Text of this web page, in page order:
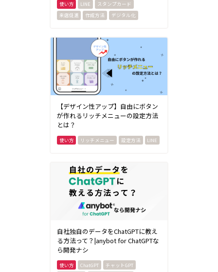
LINE
スタンプカード
来店促進
作成方法 デジタル化
【デザイン性アップ】自由にボタン
が作れるリッチメニューの設定方法
とは？
リッチメニュー 設定方法 LINE
自社独自のデータをChatGPTに教え
る方法って？|anybot for ChatGPTな
ら開発ナシ
ChatGPT
チャットGPT